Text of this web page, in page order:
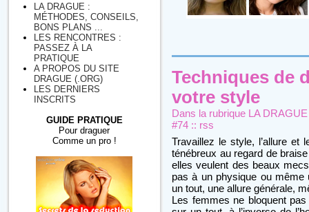
LA DRAGUE :
MÉTHODES, CONSEILS,
BONS PLANS ...
LES RENCONTRES :
PASSEZ À LA
PRATIQUE
A PROPOS DU SITE
DRAGUE (.ORG)
LES DERNIERS
INSCRITS
GUIDE PRATIQUE
Pour draguer
Comme un pro !
Techniques de
votre style
Dans la rubrique LA
#74 :: rss
Travaillez le style, l’allure et
ténébreux au regard de
elles veulent des beaux
pas à un physique ou même
un tout, une allure générale,
Les femmes ne bloquent